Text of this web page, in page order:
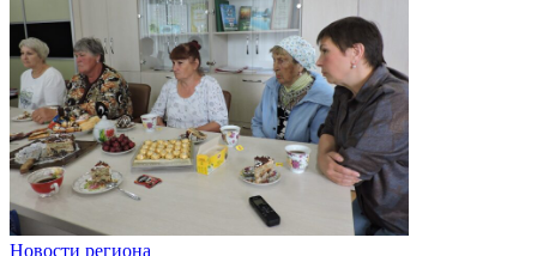
Новости региона